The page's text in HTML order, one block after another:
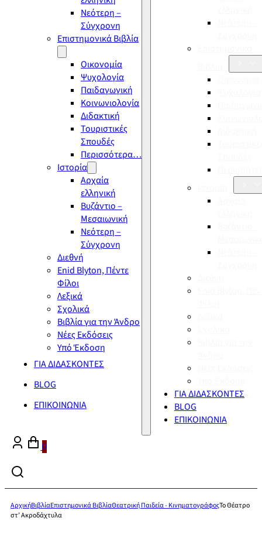
Νεότερη –
Σύγχρονη
Επιστημονικά Βιβλία
Οικονομία
Ψυχολογία
Παιδαγωγική
Κοινωνιολογία
Διδακτική
Τουριστικές
Σπουδές
Περισσότερα…
Ιστορία
Αρχαία
ελληνική
Βυζάντιο –
Μεσαιωνική
Νεότερη –
Σύγχρονη
Διεθνή
Enid Blyton, Πέντε
Φίλοι
Λεξικά
Σχολικά
Βιβλία για την Άνδρο
Νέες Εκδόσεις
Υπό Έκδοση
ΓΙΑ ΔΙΔΑΣΚΟΝΤΕΣ
BLOG
ΕΠΙΚΟΙΝΩΝΙΑ
ΓΙΑ ΔΙΔΑΣΚΟΝΤΕΣ
BLOG
ΕΠΙΚΟΙΝΩΝΙΑ
0
ΑρχικήΒιβλίαΕπιστημονικά ΒιβλίαΘεατρική Παιδεία - ΚινηματογράφοςΤο Θέατρο
στ’ Ακροδάχτυλα